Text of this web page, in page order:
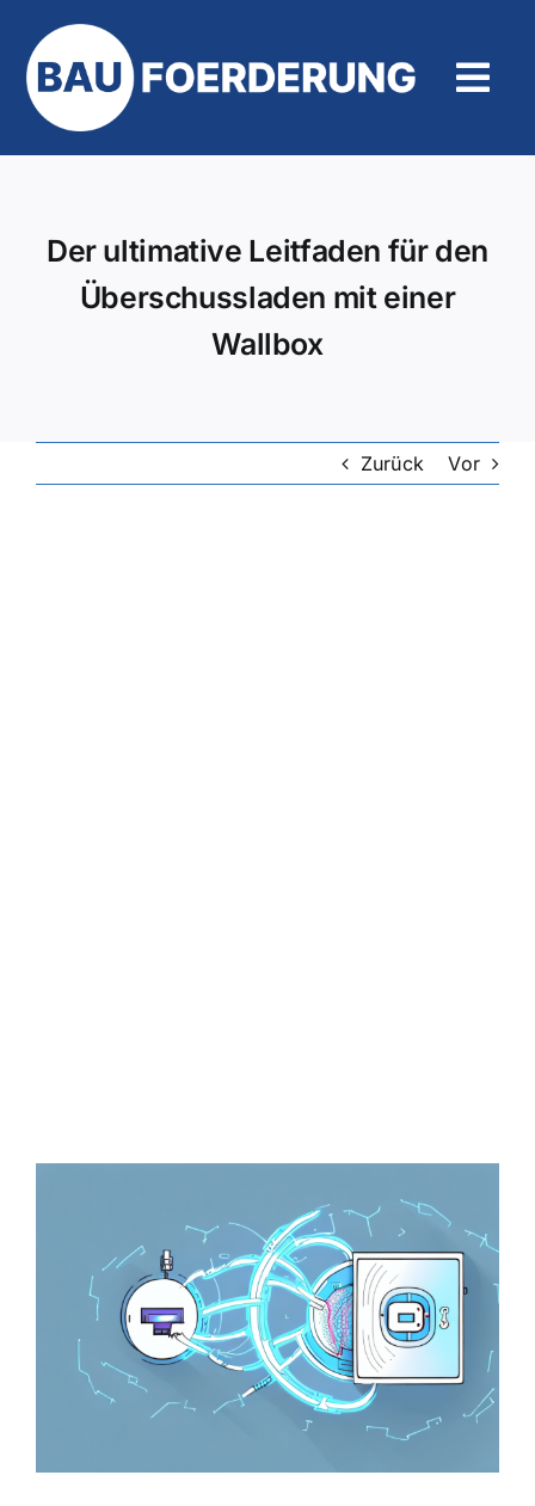
Inhalt
springen
Der ultimative Leitfaden für den
Überschussladen mit einer
Wallbox
Zurück Vor